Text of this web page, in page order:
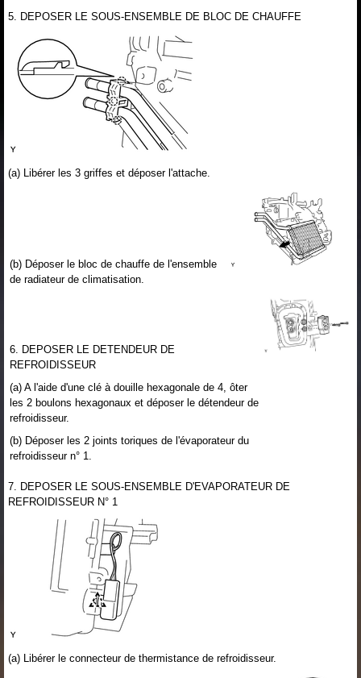
5. DEPOSER LE SOUS-ENSEMBLE DE BLOC DE CHAUFFE
(a) Libérer les 3 griffes et déposer l'attache.
(b) Déposer le bloc de chauffe de l'ensemble
de radiateur de climatisation.
6. DEPOSER LE DETENDEUR DE
REFROIDISSEUR
(a) A l'aide d'une clé à douille hexagonale de 4, ôter
les 2 boulons hexagonaux et déposer le détendeur de
refroidisseur.
(b) Déposer les 2 joints toriques de l'évaporateur du
refroidisseur n° 1.
7. DEPOSER LE SOUS-ENSEMBLE D'EVAPORATEUR DE
REFROIDISSEUR N° 1
(a) Libérer le connecteur de thermistance de refroidisseur.